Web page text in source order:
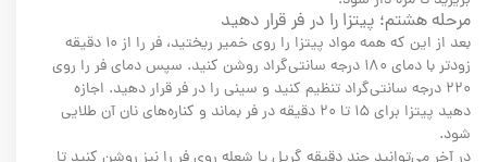
مرحله هشتم؛ پیتزا را در فر قرار دهید
بعد از این که همه مواد پیتزا را روی خمیر ریختید، فر را از ۱۰ دقیقه
زودتر با دمای ۱۸۰ درجه سانتی‌گراد روشن کنید. سپس دمای فر را روی
۲۲۰ درجه سانتی‌گراد تنظیم کنید و سینی را در فر قرار دهید. اجازه
دهید پیتزا برای ۱۵ تا ۲۰ دقیقه در فر بماند و کناره‌های نان آن طلایی
شود.